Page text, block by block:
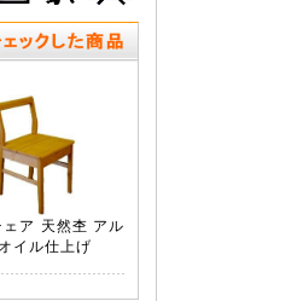
ア 天然杢 アル
イル仕上げ